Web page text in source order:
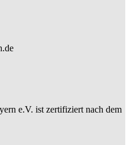
e.V. ist zertifiziert nach dem